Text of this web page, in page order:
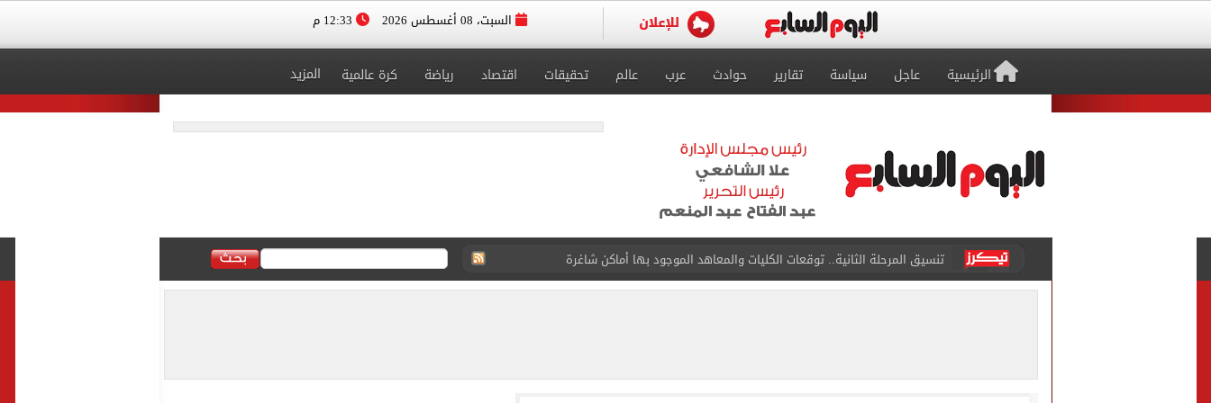
السبت، 08 أغسطس 2026
الرئيسية عاجل سياسة تقارير حوادث عرب عالم تحقيقات اقتصاد رياضة كرة عالمية المزيد
إمام عاشور يمدد تعاقده مع الأهلي لـ2030 مقابل 25 مليونا سنويا وعقد إعلاني
نتيجة تنسيق المرحلة الأولى.. الموعد المتوقع لإعلان النتيجة إلكترونيا
مياه الشرب بالجيزة: عودة الخدمة لعدد من المناطق بالهرم ومدينة أوسيم